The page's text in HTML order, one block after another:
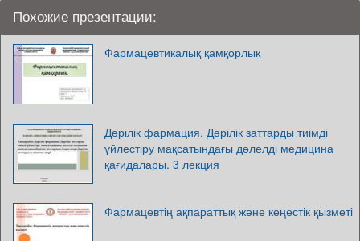
Похожие презентации:
Фармацевтикалық қамқорлық
Дәрілік фармация. Дәрілік заттарды тиімді
үйлестіру мақсатындағы дәлелді медицина
қағидалары. 3 лекция
Фармацевтің ақпараттық және кеңестік қызметі